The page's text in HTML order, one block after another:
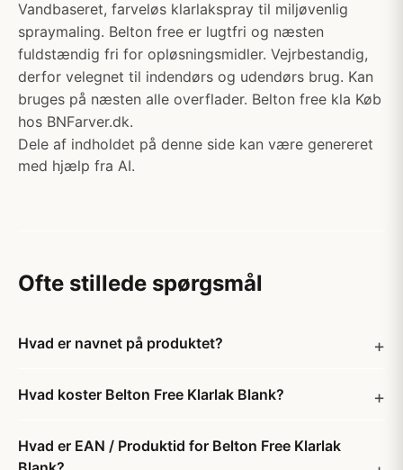
Vandbaseret, farveløs klarlakspray til miljøvenlig
spraymaling. Belton free er lugtfri og næsten
fuldstændig fri for opløsningsmidler. Vejrbestandig,
derfor velegnet til indendørs og udendørs brug. Kan
bruges på næsten alle overflader. Belton free kla Køb
hos BNFarver.dk.
Dele af indholdet på denne side kan være genereret
med hjælp fra AI.
Ofte stillede spørgsmål
Hvad er navnet på produktet?
Hvad koster Belton Free Klarlak Blank?
Hvad er EAN / Produktid for Belton Free Klarlak